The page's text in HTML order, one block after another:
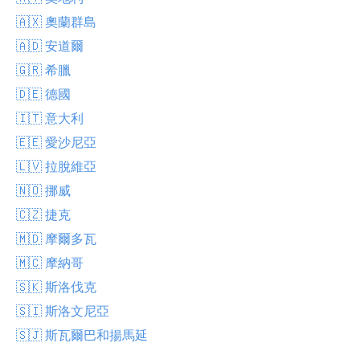
🇦🇽 奧蘭群島
🇦🇩 安道爾
🇬🇷 希臘
🇩🇪 德國
🇮🇹 意大利
🇪🇪 愛沙尼亞
🇱🇻 拉脫維亞
🇳🇴 挪威
🇨🇿 捷克
🇲🇩 摩爾多瓦
🇲🇨 摩納哥
🇸🇰 斯洛伐克
🇸🇮 斯洛文尼亞
🇸🇯 斯瓦爾巴和揚馬延